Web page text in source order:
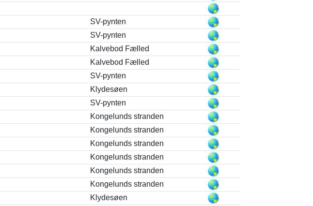
SV-pynten
SV-pynten
Kalvebod Fælled
Kalvebod Fælled
SV-pynten
Klydesøen
SV-pynten
Kongelunds stranden
Kongelunds stranden
Kongelunds stranden
Kongelunds stranden
Kongelunds stranden
Kongelunds stranden
Klydesøen